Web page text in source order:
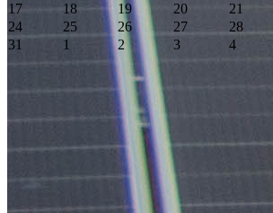
17
18 19 20 21
24
25 26 27 28
31
1 2 3 4
Event Date, août 2026